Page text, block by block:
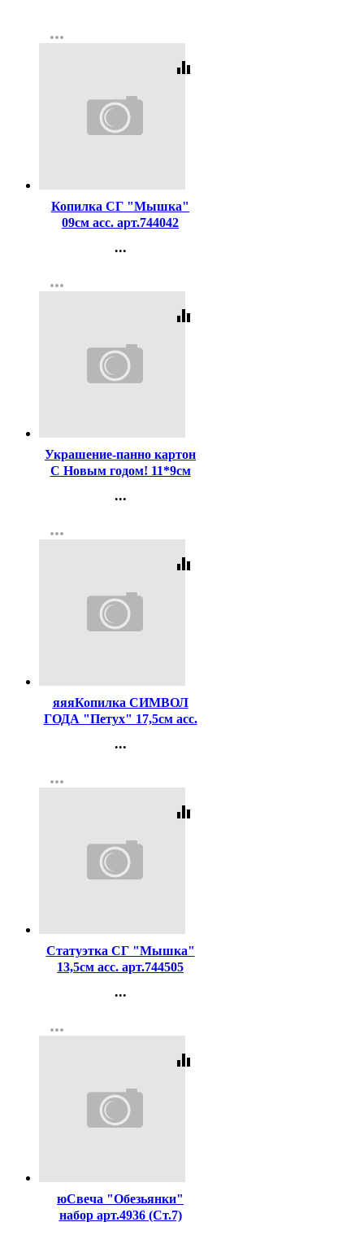
more_horiz
equalizer
Копилка СГ "Мышка"
09см асс. арт.744042
...
Регистрация
more_horiz
equalizer
Украшение-панно картон
С Новым годом! 11*9см
...
Регистрация
more_horiz
equalizer
яяяКопилка СИМВОЛ
ГОДА "Петух" 17,5см асс.
...
Регистрация
more_horiz
equalizer
Статуэтка СГ "Мышка"
13,5см асс. арт.744505
...
Регистрация
more_horiz
equalizer
юСвеча "Обезьянки"
набор арт.4936 (Ст.7)